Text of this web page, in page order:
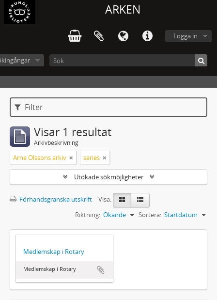
ARKEN
Logga in
Filter
Visar 1 resultat
Arkivbeskrivning
Arne Olssons arkiv series
Utökade sökmöjligheter
Förhandsgranska utskrift
Visa:
Sortera: Startdatum
Riktning: Ökande
Medlemskap i Rotary
Medlemskap i Rotary